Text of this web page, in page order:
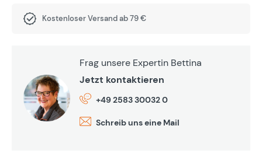
Kostenloser Versand ab 79 €
Frag unsere Expertin Bettina
Jetzt kontaktieren
+49 2583 30032 0
Schreib uns eine Mail